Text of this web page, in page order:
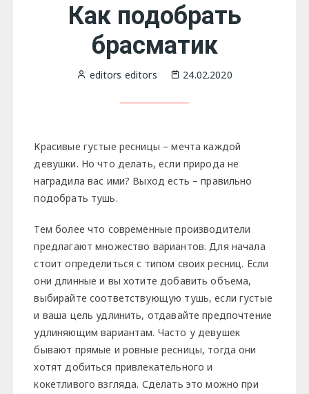
Как подобрать
брасматик
editors editors 24.02.2020
Красивые густые ресницы – мечта каждой
девушки. Но что делать, если природа не
наградила вас ими? Выход есть – правильно
подобрать тушь.
Тем более что современные производители
предлагают множество вариантов. Для начала
стоит определиться с типом своих ресниц. Если
они длинные и вы хотите добавить объема,
выбирайте соответствующую тушь, если густые
и ваша цель удлинить, отдавайте предпочтение
удлиняющим вариантам. Часто у девушек
бывают прямые и ровные ресницы, тогда они
хотят добиться привлекательного и
кокетливого взгляда. Сделать это можно при